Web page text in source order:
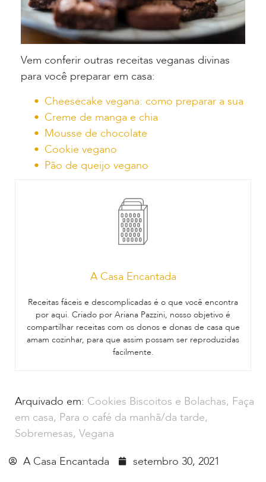
Vem conferir outras receitas veganas divinas
para você preparar em casa:
Cheesecake vegana: como preparar a sua
Creme de manga e chia
Mousse de chocolate
Cookie vegano
Pão de queijo vegano
A Casa Encantada
Receitas fáceis e descomplicadas é o que você encontra
por aqui. Criado por Ariana Pazzini, nosso objetivo é
compartilhar receitas com os donos e donas de casa que
amam cozinhar, para que assim possam ser reproduzidas
facilmente.
Arquivado em: Cookies Biscoitos e Bolachas, Faça
em casa, Para o café da manhã/da tarde,
Sobremesas, Vegana
A Casa Encantada
setembro 30, 2021